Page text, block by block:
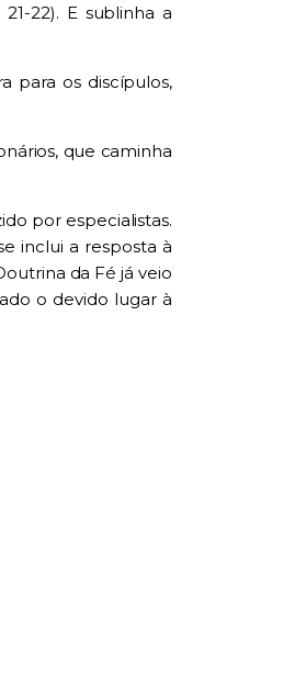
21-22). E sublinha a
para os discípulos,
que caminha
por especialistas.
inclui a resposta à
da Fé já veio
o devido lugar à